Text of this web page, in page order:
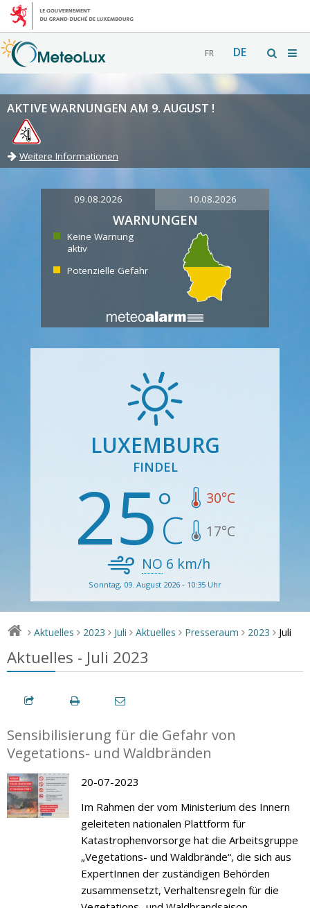
FR DE
AKTIVE WARNUNGEN AM 9. AUGUST !
Weitere Informationen
09.08.2026 10.08.2026
WARNUNGEN
Keine Warnung
aktiv
Potenzielle Gefahr
LUXEMBURG
FINDEL
25 30°C
17°C
NO 6 km/h
Sonntag, 09. August 2026 - 10:35 Uhr
> Aktuelles > 2023 > Juli > Aktuelles > Presseraum > 2023 > Juli
Aktuelles - Juli 2023
Sensibilisierung für die Gefahr von
Vegetations- und Waldbränden
20-07-2023
Im Rahmen der vom Ministerium des Innern
geleiteten nationalen Plattform für
Katastrophenvorsorge hat die Arbeitsgruppe
„Vegetations- und Waldbrände“, die sich aus
ExpertInnen der zuständigen Behörden
zusammensetzt, Verhaltensregeln für die